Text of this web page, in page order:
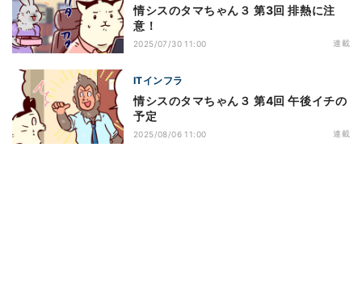
情シスのタマちゃん３ 第3回 排熱に注
意！
2025/07/30 11:00 連載
ITインフラ
情シスのタマちゃん３ 第4回 午後イチの
予定
2025/08/06 11:00 連載